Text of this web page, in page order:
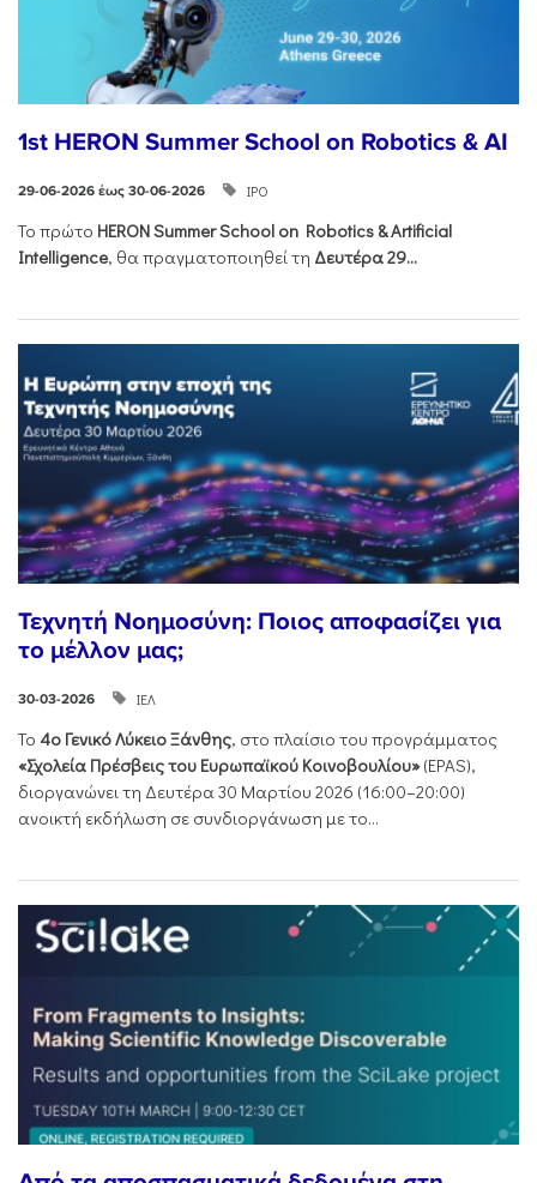
1st HERON Summer School on Robotics & AI
29-06-2026 έως 30-06-2026 ΙΡΟ
Το πρώτο HERONSummerSchool on Robotics &Artificial
Intelligence, θα πραγματοποιηθεί τη Δευτέρα 29...
Τεχνητή Νοημοσύνη: Ποιος αποφασίζει για
το μέλλον μας;
30-03-2026 ΙΕΛ
Το 4ο Γενικό Λύκειο Ξάνθης, στο πλαίσιο του προγράμματος
«Σχολεία Πρέσβεις του Ευρωπαϊκού Κοινοβουλίου»(EPAS),
διοργανώνει τη Δευτέρα 30 Μαρτίου 2026 (16:00–20:00)
ανοικτή εκδήλωση σε συνδιοργάνωση με το...